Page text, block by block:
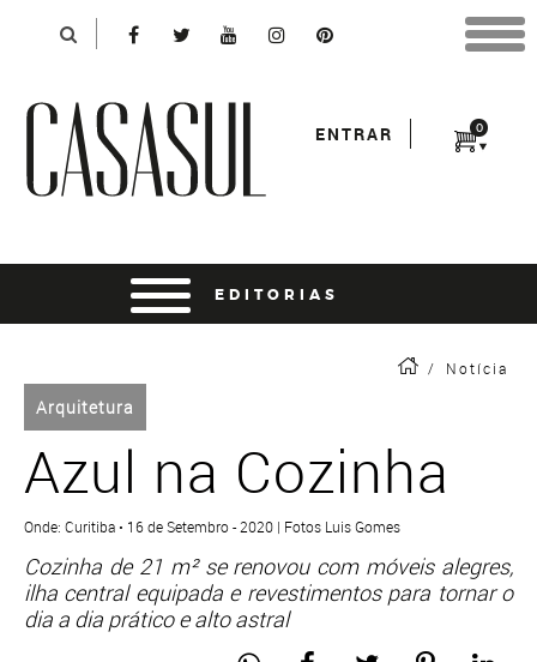
0
ENTRAR
/ Notícia
Arquitetura
Azul na Cozinha
Onde: Curitiba • 16 de Setembro - 2020 | Fotos Luis Gomes
Cozinha de 21 m² se renovou com móveis alegres,
ilha central equipada e revestimentos para tornar o
dia a dia prático e alto astral
*Para finalizar sua compra informe seu e-mail:
*Senha:
entrar usando o facebook